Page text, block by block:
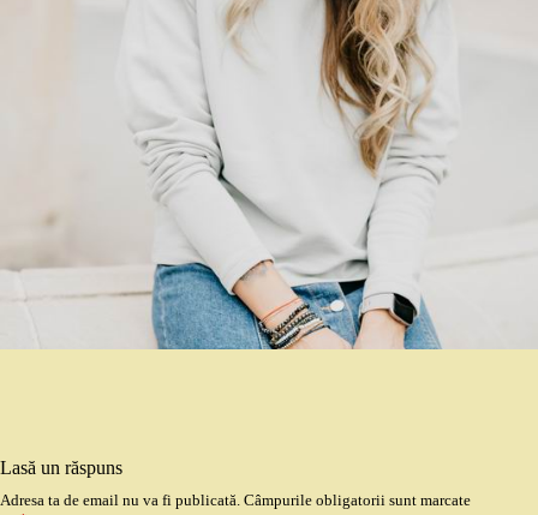
Lasă un răspuns
Adresa ta de email nu va fi publicată. Câmpurile obligatorii sunt marcate